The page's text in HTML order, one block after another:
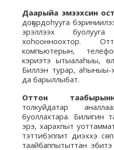
Даарыйа эмээхсин
доҕордоһууга
эрэллээх
хоһоонноохтор.
компьютерын,
кэриэтэ ытыалаһыы,
Биллэн турар,
да барыллыбат.
Оттон
толкуйдатар
буоллахтара. Билигин
эрэ, харахпыт
тэттибэппит диэххэ
таайбаппытыттан